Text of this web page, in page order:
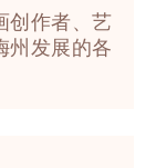
创作者、艺
州发展的各